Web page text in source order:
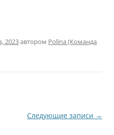
2023автором Polina (Команда
Следующие записи →